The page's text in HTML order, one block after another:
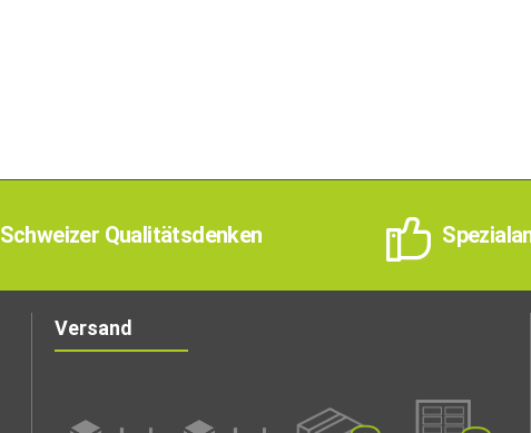
Schweizer Qualitätsdenken
Versand